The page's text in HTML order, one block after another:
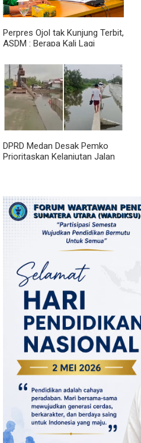
Perpres Ojol tak Kunjung Terbit,
ASDM : Berapa Kali Lagi
Janji?
DPRD Medan Desak Pemko
Prioritaskan Kelanjutan Jalan